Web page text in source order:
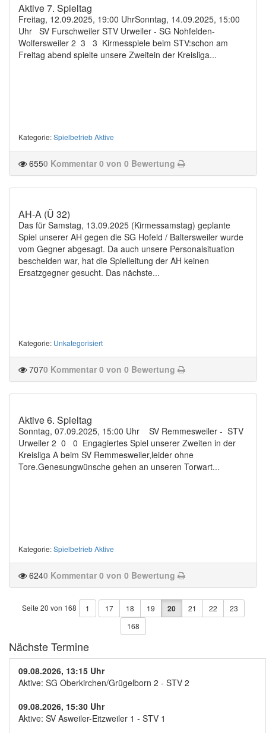
Aktive 7. Spieltag
Freitag, 12.09.2025, 19:00 UhrSonntag, 14.09.2025, 15:00
Uhr SV Furschweiler STV Urweiler - SG Nohfelden-
Wolfersweiler 2 3 3 Kirmesspiele beim STV:schon am
Freitag abend spielte unsere Zweitein der Kreisliga...
Kategorie:Spielbetrieb Aktive
6550 Kommentar 0 von 0 Bewertung
AH-A (Ü 32)
Das für Samstag, 13.09.2025 (Kirmessamstag) geplante
Spiel unserer AH gegen die SG Hofeld / Baltersweiler wurde
vom Gegner abgesagt. Da auch unsere Personalsituation
bescheiden war, hat die Spielleitung der AH keinen
Ersatzgegner gesucht. Das nächste...
Kategorie: Unkategorisiert
7070 Kommentar 0 von 0 Bewertung
Aktive 6. Spieltag
Sonntag, 07.09.2025, 15:00 Uhr SV Remmesweiler - STV
Urweiler 2 0 0 Engagiertes Spiel unserer Zweiten in der
Kreisliga A beim SV Remmesweiler,leider ohne
Tore.Genesungwünsche gehen an unseren Torwart...
Kategorie:Spielbetrieb Aktive
6240 Kommentar 0 von 0 Bewertung
Seite 20 von 168 1 17 18 19 20 21 22
23
168
Nächste Termine
09.08.2026, 13:15 Uhr
Aktive: SG Oberkirchen/Grügelborn 2 - STV 2
09.08.2026, 15:30 Uhr
Aktive: SV Asweiler-Eitzweiler 1 - STV 1